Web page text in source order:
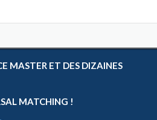
MASTER ET DES DIZAINES
MATCHING !